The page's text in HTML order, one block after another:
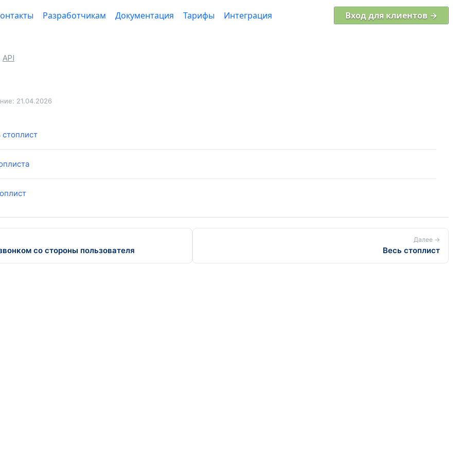
Разработчикам Документация Тарифы Интеграция Вход для клиентов →
API
21.04.2026
стоплист
со стороны пользователя
Далее →
Весь стоплист